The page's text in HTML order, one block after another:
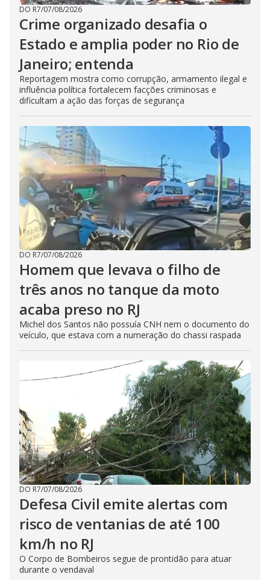
DO R7/07/08/2026
Crime organizado desafia o
Estado e amplia poder no Rio de
Janeiro; entenda
Reportagem mostra como corrupção, armamento ilegal e
influência política fortalecem facções criminosas e
dificultam a ação das forças de segurança
DO R7/07/08/2026
Homem que levava o filho de
três anos no tanque da moto
acaba preso no RJ
Michel dos Santos não possuía CNH nem o documento do
veículo, que estava com a numeração do chassi raspada
DO R7/07/08/2026
Defesa Civil emite alertas com
risco de ventanias de até 100
km/h no RJ
O Corpo de Bombeiros segue de prontidão para atuar
durante o vendaval